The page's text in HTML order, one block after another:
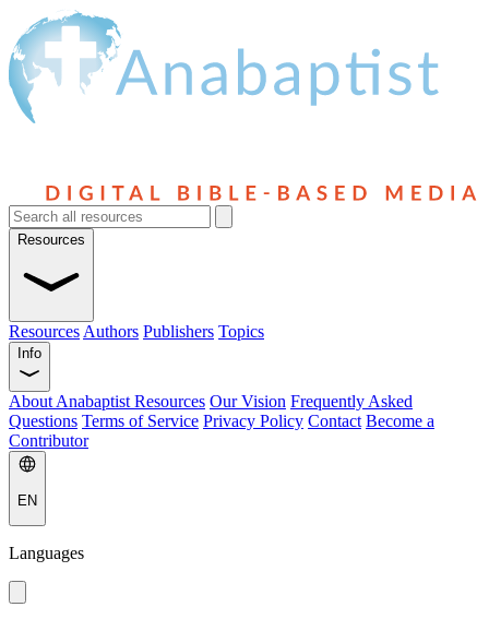
Resources
Resources Authors Publishers Topics
Info
About Anabaptist Resources Our Vision Frequently Asked
Questions Terms of Service Privacy Policy Contact Become a
Contributor
EN
Languages